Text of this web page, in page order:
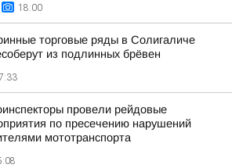
18:00
торговые ряды в Солигаличе
из подлинных брёвен
провели рейдовые
по пресечению нарушений
мототранспорта